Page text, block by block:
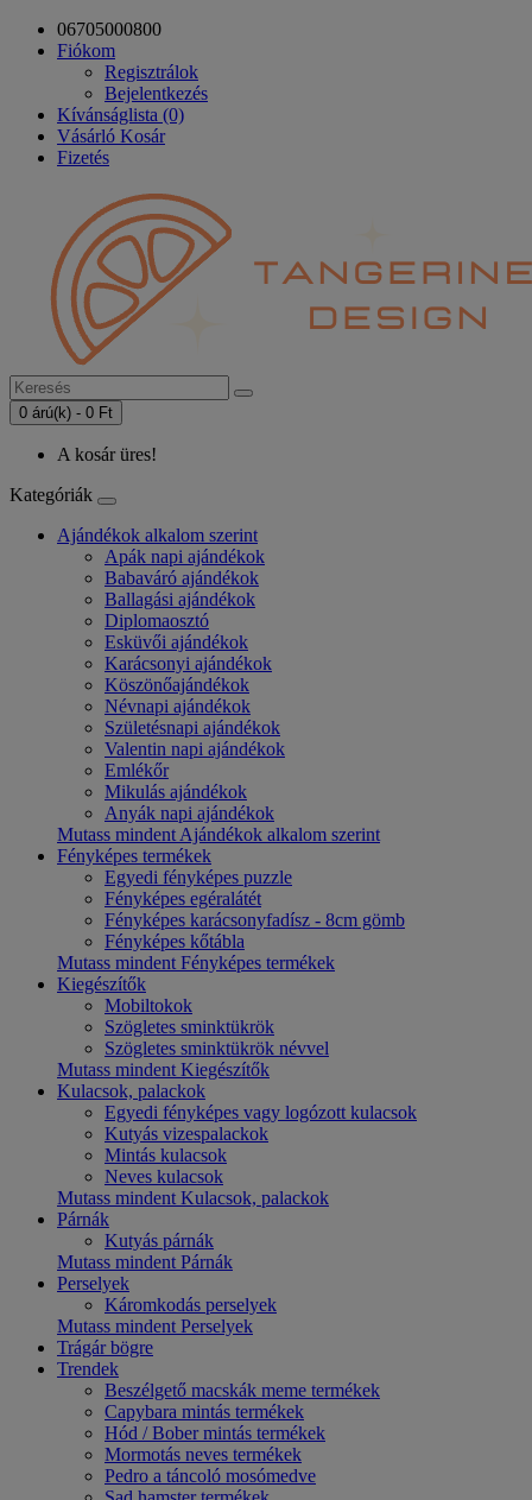
06705000800
Fiókom
Regisztrálok
Bejelentkezés
Kívánságlista (0)
Vásárló Kosár
Fizetés
0 árú(k) - 0 Ft
A kosár üres!
Kategóriák
Ajándékok alkalom szerint
Apák napi ajándékok
Babaváró ajándékok
Ballagási ajándékok
Diplomaosztó
Esküvői ajándékok
Karácsonyi ajándékok
Köszönőajándékok
Névnapi ajándékok
Születésnapi ajándékok
Valentin napi ajándékok
Emlékőr
Mikulás ajándékok
Anyák napi ajándékok
Mutass mindent Ajándékok alkalom szerint
Fényképes termékek
Egyedi fényképes puzzle
Fényképes egéralátét
Fényképes karácsonyfadísz - 8cm gömb
Fényképes kőtábla
Mutass mindent Fényképes termékek
Kiegészítők
Mobiltokok
Szögletes sminktükrök
Szögletes sminktükrök névvel
Mutass mindent Kiegészítők
Kulacsok, palackok
Egyedi fényképes vagy logózott kulacsok
Kutyás vizespalackok
Mintás kulacsok
Neves kulacsok
Mutass mindent Kulacsok, palackok
Párnák
Kutyás párnák
Mutass mindent Párnák
Perselyek
Káromkodás perselyek
Mutass mindent Perselyek
Trágár bögre
Trendek
Beszélgető macskák meme termékek
Capybara mintás termékek
Hód / Bober mintás termékek
Mormotás neves termékek
Pedro a táncoló mosómedve